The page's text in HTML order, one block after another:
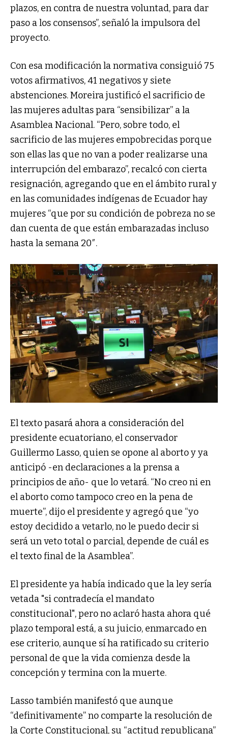
plazos, en contra de nuestra voluntad, para dar
paso a los consensos”, señaló la impulsora del
proyecto.
Con esa modificación la normativa consiguió 75
votos afirmativos, 41 negativos y siete
abstenciones. Moreira justificó el sacrificio de
las mujeres adultas para “sensibilizar” a la
Asamblea Nacional. “Pero, sobre todo, el
sacrificio de las mujeres empobrecidas porque
son ellas las que no van a poder realizarse una
interrupción del embarazo”, recalcó con cierta
resignación, agregando que en el ámbito rural y
en las comunidades indígenas de Ecuador hay
mujeres “que por su condición de pobreza no se
dan cuenta de que están embarazadas incluso
hasta la semana 20″.
El texto pasará ahora a consideración del
presidente ecuatoriano, el conservador
Guillermo Lasso, quien se opone al aborto y ya
anticipó -en declaraciones a la prensa a
principios de año- que lo vetará. “No creo ni en
el aborto como tampoco creo en la pena de
muerte”, dijo el presidente y agregó que “yo
estoy decidido a vetarlo, no le puedo decir si
será un veto total o parcial, depende de cuál es
el texto final de la Asamblea”.
El presidente ya había indicado que la ley sería
vetada "si contradecía el mandato
constitucional", pero no aclaró hasta ahora qué
plazo temporal está, a su juicio, enmarcado en
ese criterio, aunque sí ha ratificado su criterio
personal de que la vida comienza desde la
concepción y termina con la muerte.
Lasso también manifestó que aunque
“definitivamente” no comparte la resolución de
la Corte Constitucional, su “actitud republicana”